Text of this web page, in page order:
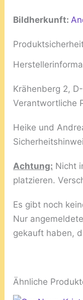
Bildherkunft:
Krähenberg 2,
Verantwortliche
Heike und
Achtung: Nicht
platzieren.
Es gibt noch
Nur
gekauft haben,
Ähnliche